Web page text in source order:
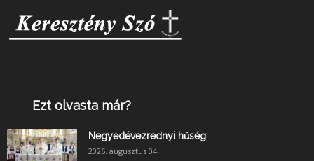
Ezt olvasta már?
Negyedévezrednyi hűség
2026. augusztus 04.